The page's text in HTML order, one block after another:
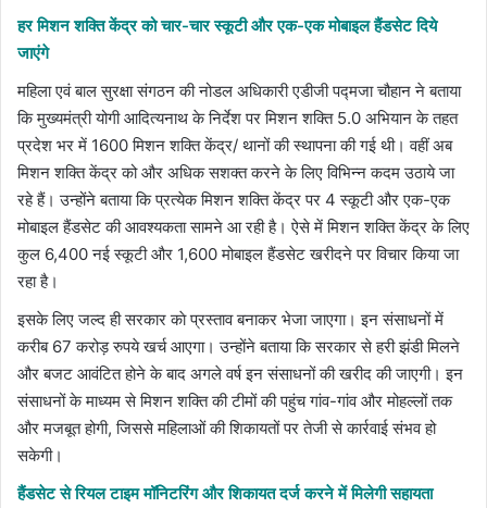
हर मिशन शक्ति केंद्र को चार-चार स्कूटी और एक-एक मोबाइल हैंडसेट दिये
जाएंगे
महिला एवं बाल सुरक्षा संगठन की नोडल अधिकारी एडीजी पद्मजा चौहान ने बताया
कि मुख्यमंत्री योगी आदित्यनाथ के निर्देश पर मिशन शक्ति 5.0 अभियान के तहत
प्रदेश भर में 1600 मिशन शक्ति केंद्र/ थानों की स्थापना की गई थी। वहीं अब
मिशन शक्ति केंद्र को और अधिक सशक्त करने के लिए विभिन्न कदम उठाये जा
रहे हैं। उन्होंने बताया कि प्रत्येक मिशन शक्ति केंद्र पर 4 स्कूटी और एक-एक
मोबाइल हैंडसेट की आवश्यकता सामने आ रही है। ऐसे में मिशन शक्ति केंद्र के लिए
कुल 6,400 नई स्कूटी और 1,600 मोबाइल हैंडसेट खरीदने पर विचार किया जा
रहा है।
इसके लिए जल्द ही सरकार काे प्रस्ताव बनाकर भेजा जाएगा। इन संसाधनों में
करीब 67 करोड़ रुपये खर्च आएगा। उन्होंने बताया कि सरकार से हरी झंडी मिलने
और बजट आवंटित होने के बाद अगले वर्ष इन संसाधनों की खरीद की जाएगी। इन
संसाधनों के माध्यम से मिशन शक्ति की टीमों की पहुंच गांव-गांव और मोहल्लों तक
और मजबूत होगी, जिससे महिलाओं की शिकायतों पर तेजी से कार्रवाई संभव हो
सकेगी।
हैंडसेट से रियल टाइम मॉनिटरिंग और शिकायत दर्ज करने में मिलेगी सहायता